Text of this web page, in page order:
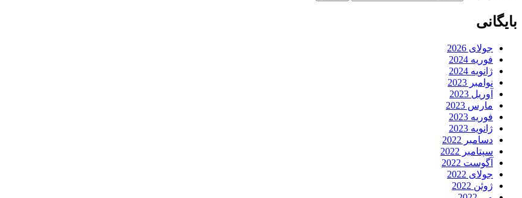
بایگانی
جولای 2026
فوریه 2024
ژانویه 2024
نوامبر 2023
آوریل 2023
مارس 2023
فوریه 2023
ژانویه 2023
دسامبر 2022
سپتامبر 2022
آگوست 2022
جولای 2022
ژوئن 2022